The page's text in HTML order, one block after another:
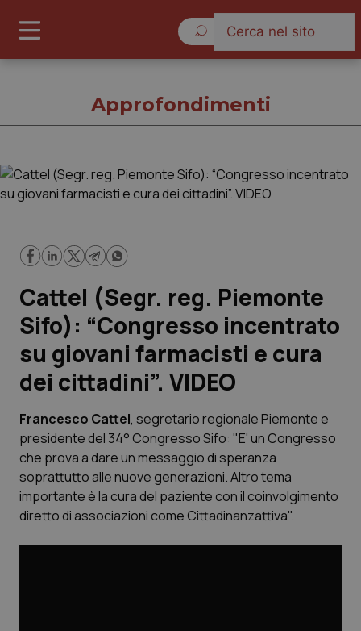
Governo e Parlamento
Regioni e Asl
Lavoro e Professioni
Studi e Analisi
Lettere al direttore
Edizioni Regionali
Approfondimenti
Cattel (Segr. reg. Piemonte
Sifo): “Congresso incentrato
su giovani farmacisti e cura
dei cittadini”. VIDEO
Francesco Cattel, segretario regionale Piemonte e
presidente del 34° Congresso Sifo: "E' un Congresso
che prova a dare un messaggio di speranza
soprattutto alle nuove generazioni. Altro tema
importante è la cura del paziente con il coinvolgimento
diretto di associazioni come Cittadinanzattiva".